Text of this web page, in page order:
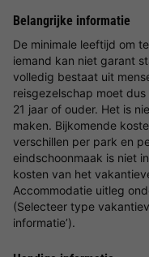
Belangrijke informatie
De minimale leeftijd om
iemand kan niet garant
volledig bestaat uit
reisgezelschap moet
21 jaar of ouder. Het is
maken. Bijkomende
verschillen per park en
eindschoonmaak is niet
kosten van het
Accommodatie uitleg
(Selecteer type
informatie’).